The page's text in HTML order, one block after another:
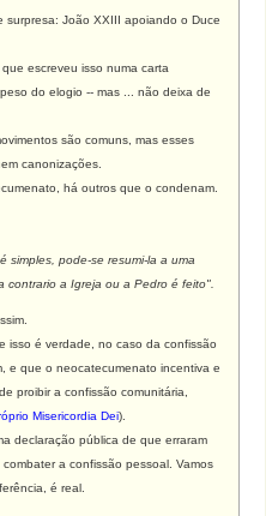
João XXIII apoiando o Duce
escreveu isso numa carta
do elogio -- mas ... não deixa de
são comuns, mas esses
canonizações.
há outros que o condenam.
simples, pode-se resumi-la a uma
contrario a Igreja ou a Pedro é feito".
é verdade, no caso da confissão
e que o neocatecumenato incentiva e
proibir a confissão comunitária,
Misericordia Dei).
declaração pública de que erraram
a confissão pessoal. Vamos
é real.